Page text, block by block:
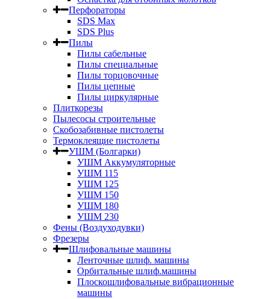
Перфораторы
SDS Max
SDS Plus
Пилы
Пилы сабельные
Пилы специальные
Пилы торцовочные
Пилы цепные
Пилы циркулярные
Плиткорезы
Пылесосы строительные
Скобозабивные пистолеты
Термоклеящие пистолеты
УШМ (Болгарки)
УШМ Аккумуляторные
УШМ 115
УШМ 125
УШМ 150
УШМ 180
УШМ 230
Фены (Воздуходувки)
Фрезеры
Шлифовальные машины
Ленточные шлиф. машины
Орбитальные шлиф.машины
Плоскошлифовальные вибрационные
машины